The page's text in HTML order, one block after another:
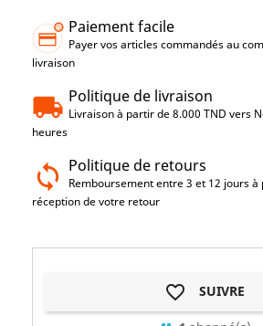
Paiement facile
Payer vos articles commandés au
livraison
Politique de livraison
Livraison à partir de 8.000 TND vers
heures
Politique de retours
Remboursement entre 3 et 12 jours
réception de votre retour
favorite_border SUIVRE